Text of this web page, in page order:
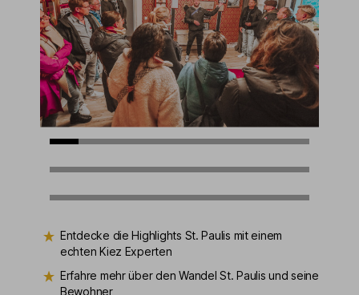
Entdecke die Highlights St. Paulis mit einem
echten Kiez Experten
Erfahre mehr über den Wandel St. Paulis und seine
Bewohner